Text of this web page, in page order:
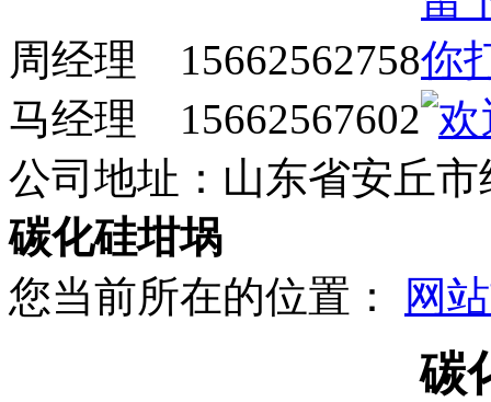
周经理 15662562758
马经理 15662567602
公司地址：山东省安丘
碳化硅坩埚
您当前所在的位置：
网
碳